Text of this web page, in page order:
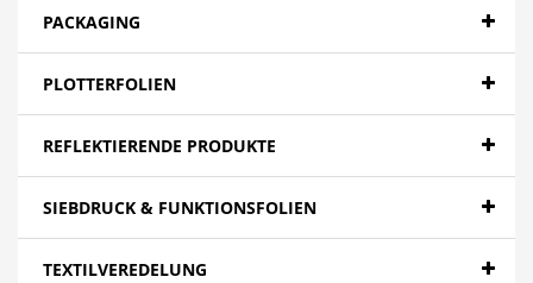
PACKAGING
PLOTTERFOLIEN
REFLEKTIERENDE PRODUKTE
SIEBDRUCK & FUNKTIONSFOLIEN
TEXTILVEREDELUNG